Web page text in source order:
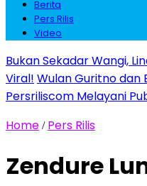
Berita
Pers Rilis
Video
Bukan Sekadar Wangi,
Viral! Wulan Guritno dan
Persriliscom Melayani
Home / Pers Rilis
Zendure